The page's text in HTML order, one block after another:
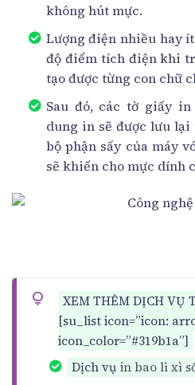
không hút mực.
Lượng điện nhiều hay
độ điểm tích điện khi
tạo được từng con chữ
Sau đó, các tờ giấy
dung in sẽ được lưu
bộ phận sấy của máy
sẽ khiến cho mực dính
XEM THÊM DỊCH VỤ
[su_list icon=”icon:
icon_color=”#319b1a”]
Dịch vụ in bao lì xì